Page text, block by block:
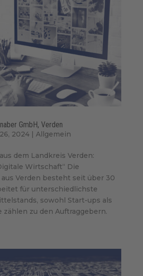
GmbH, Verden
2024| Allgemein
dem Landkreis Verden:
Wirtschaft“ Die
Verden besteht seit über 30
für unterschiedlichste
sowohl Start-ups als
zählen zu den Auftraggebern.